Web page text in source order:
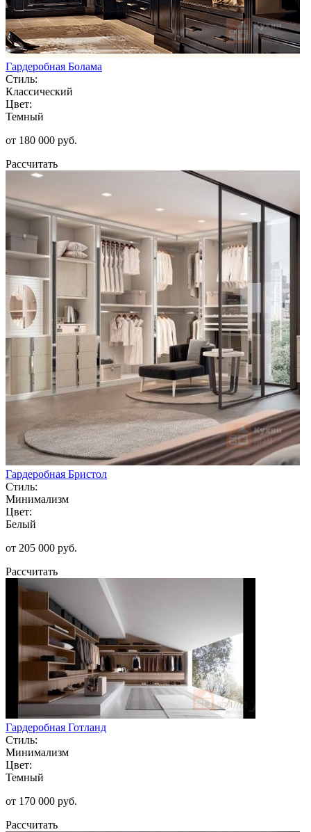
Гардеробная Болама
Стиль:
Классический
Цвет:
Темный
от 180 000 руб.
Рассчитать
Гардеробная Бристол
Стиль:
Минимализм
Цвет:
Белый
от 205 000 руб.
Рассчитать
Гардеробная Готланд
Стиль:
Минимализм
Цвет:
Темный
от 170 000 руб.
Рассчитать